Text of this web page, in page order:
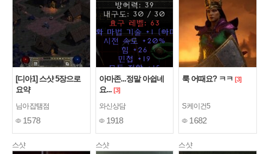
[디아1] 스샷 5장으로
요약
님아잡탬점
1578
아마존...정말 아쉽네
요... [3]
와신상담
1918
룩 어때요? ㅋㅋ [3]
S케이건5
1682
스샷 스샷 스샷